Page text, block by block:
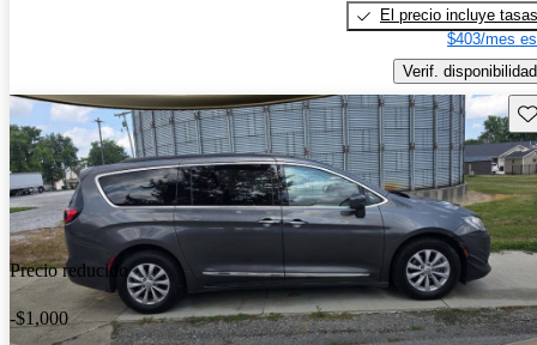
El precio incluye tasas
$403/mes
Verif. disponibilidad
Precio reducido
-$1,000